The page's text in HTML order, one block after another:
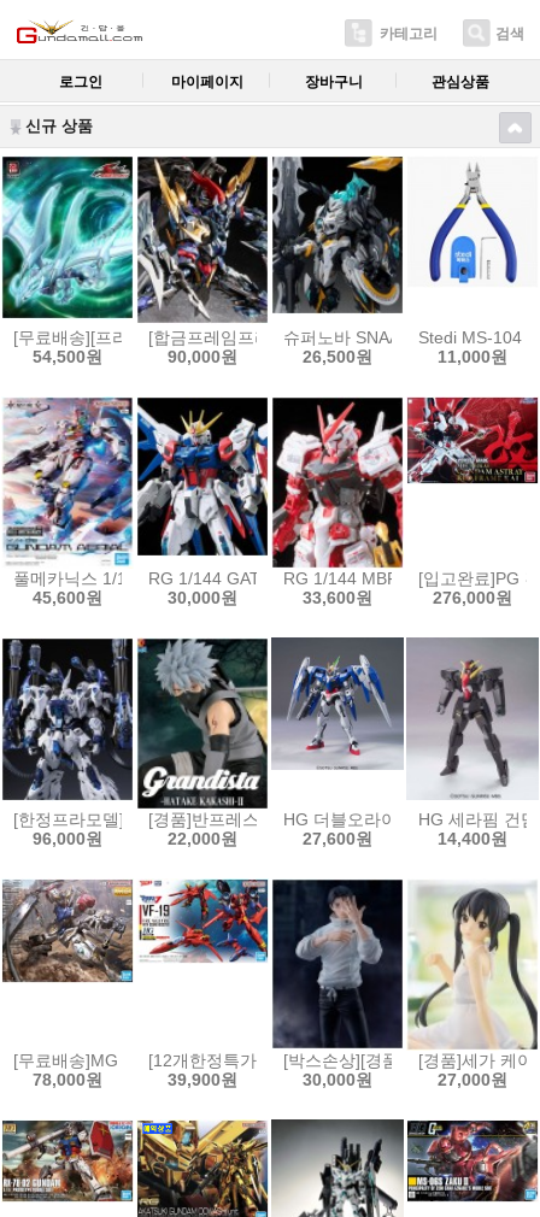
카테고리 검색
로그인 마이페이지 장바구니 관심상품
신규 상품
[무료배송][프라모델]곡인동만 유희왕 5D’s 슈팅 스타 드래곤 프라모
54,500원
[합금프레임프라모델]모터뉴클리어 MNP-XH16A 삼
90,000원
슈퍼노바 SNAA 원탁기사단 베디
26,500원
Stedi MS-104
11,000원
풀메카닉스 1/100 건담 에어리얼[4573102650900]
45,600원
RG 1/144 GAT-X105B/FP 빌드스트라이크 건담 풀
30,000원
RG 1/144 MBF-P02 건담 아스트
33,600원
[입고완료]PG
276,000원
[한정프라모델]무한신성 1/100 리자드 극지상어
96,000원
[경품]반프레스토 나루토 질풍전 Grandista 피규어
22,000원
HG 더블오라이저 + GN 소드3
27,600원
HG 세라핌 건
14,400원
[무료배송]MG 1/100 건담 발바토스 루프스[4573102691811]
78,000원
[12개한정특가]HG 1/100 VF-19 改 파이어 발키리
39,900원
[박스손상][경품]세가 주술회전
30,000원
[경품]세가 케
27,000원